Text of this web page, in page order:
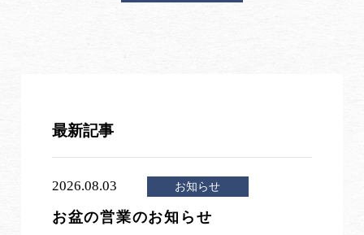
最新記事
2026.08.03 お知らせ
お盆の営業のお知らせ